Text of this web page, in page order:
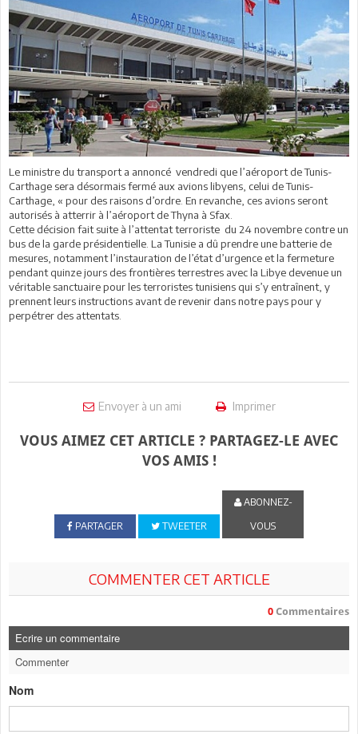
Le ministre du transport a annoncé vendredi que l’aéroport de Tunis-
Carthage sera désormais fermé aux avions libyens, celui de Tunis-
Carthage, « pour des raisons d’ordre. En revanche, ces avions seront
autorisés à atterrir à l’aéroport de Thyna à Sfax.
Cette décision fait suite à l’attentat terroriste du 24 novembre contre un
bus de la garde présidentielle. La Tunisie a dû prendre une batterie de
mesures, notamment l’instauration de l’état d’urgence et la fermeture
pendant quinze jours des frontières terrestres avec la Libye devenue un
véritable sanctuaire pour les terroristes tunisiens qui s’y entraînent, y
prennent leurs instructions avant de revenir dans notre pays pour y
perpétrer des attentats.
Envoyer à un ami Imprimer
VOUS AIMEZ CET ARTICLE ? PARTAGEZ-LE AVEC
VOS AMIS !
PARTAGER TWEETER
ABONNEZ-
VOUS
COMMENTER CET ARTICLE
0 Commentaires
Ecrire un commentaire
Commenter
Nom